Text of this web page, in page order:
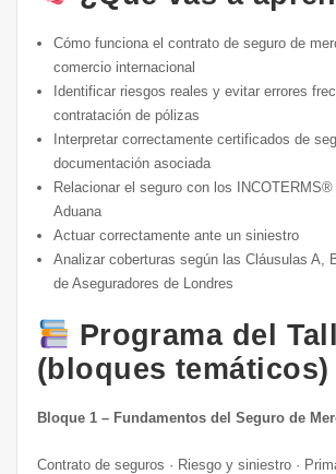
Cómo funciona el contrato de seguro de
comercio internacional
Identificar riesgos reales y evitar errores
contratación de pólizas
Interpretar correctamente certificados de
documentación asociada
Relacionar el seguro con los
Aduana
Actuar correctamente ante un siniestro
Analizar coberturas según las Cláusulas A,
de Aseguradores de Londres
Programa del
(bloques temáticos)
Bloque 1 – Fundamentos del Seguro de
Contrato de seguros · Riesgo y siniestro ·